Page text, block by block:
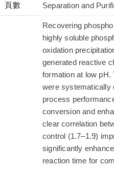
頁數 Separation and
Recovering
highly soluble
oxidation
generated reactive
formation at low
were systematically
process
conversion and
clear correlation
control (1.7–1.9)
significantly
reaction time for